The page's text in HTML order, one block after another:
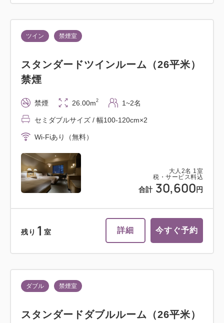
大人 2名 1 室
税・サービス料込
合計 30,600 円
ツイン 禁煙室
スタンダードツインルーム（26平米）
禁煙
禁煙 26.00m2 1~2名
セミダブルサイズ / 幅100-120cm×2
Wi-Fiあり（無料）
残り 1 室 詳細 今すぐ予約
ダブル 禁煙室
スタンダードダブルルーム（26平米）